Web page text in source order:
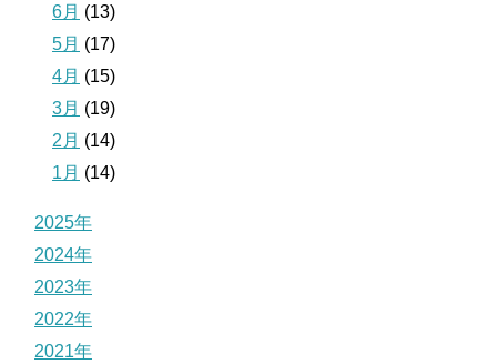
6月 (13)
5月 (17)
4月 (15)
3月 (19)
2月 (14)
1月 (14)
2025年
2024年
2023年
2022年
2021年